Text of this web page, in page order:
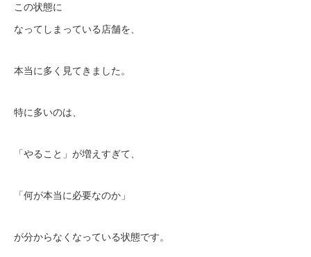
この状態に
なってしまっている店舗を、
本当に多く見てきました。
特に多いのは、
「やること」が増えすぎて、
「何が本当に必要なのか」
が分からなくなっている状態です。